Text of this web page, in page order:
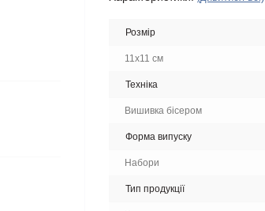
Розмір
11х11 см
Техніка
Вишивка бісером
Форма випуску
Набори
Тип продукції